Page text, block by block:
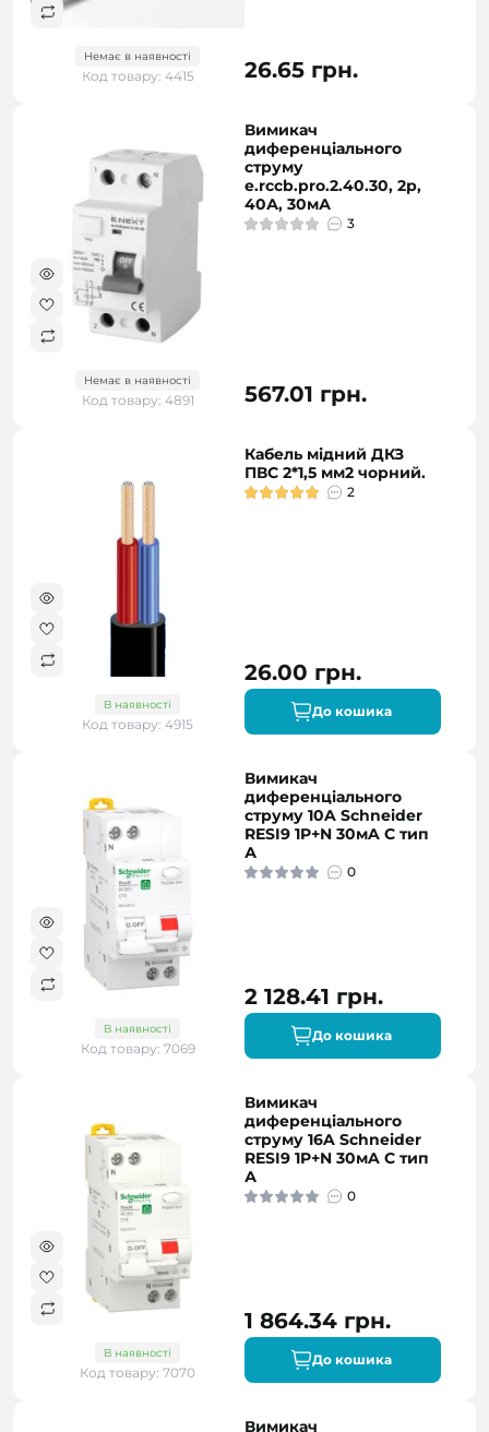
Немає в наявності
Код товару: 4415 26.65 грн.
Немає в наявності
Код товару: 4891
Вимикач
диференціального
струму
e.rccb.pro.2.40.30, 2р,
40А, 30мА
3
567.01 грн.
В наявності
Код товару: 4915
Кабель мідний ДКЗ
ПВС 2*1,5 мм2 чорний.
2
26.00 грн.
До кошика
В наявності
Код товару: 7069
Вимикач
диференціального
струму 10A Schneider
RESI9 1P+N 30мA C тип
А
0
2 128.41 грн.
До кошика
В наявності
Код товару: 7070
Вимикач
диференціального
струму 16A Schneider
RESI9 1P+N 30мA C тип
А
0
1 864.34 грн.
До кошика
Вимикач